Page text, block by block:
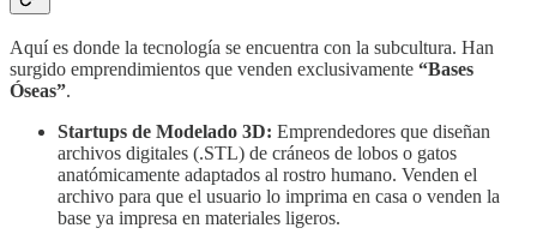
Aquí es donde la tecnología se encuentra con la subcultura. Han
surgido emprendimientos que venden exclusivamente “Bases
Óseas”.
Startups de Modelado 3D: Emprendedores que diseñan
archivos digitales (.STL) de cráneos de lobos o gatos
anatómicamente adaptados al rostro humano. Venden el
archivo para que el usuario lo imprima en casa o venden la
base ya impresa en materiales ligeros.